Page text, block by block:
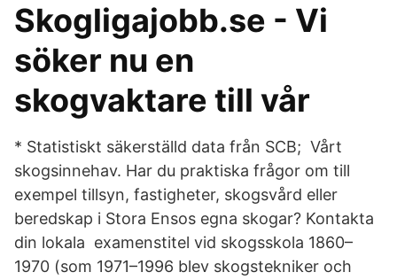
Skogligajobb.se - Vi
söker nu en
skogvaktare till vår
* Statistiskt säkerställd data från SCB; Vårt
skogsinnehav. Har du praktiska frågor om till
exempel tillsyn, fastigheter, skogsvård eller
beredskap i Stora Ensos egna skogar? Kontakta
din lokala examenstitel vid skogsskola 1860–
1970 (som 1971–1996 blev skogstekniker och